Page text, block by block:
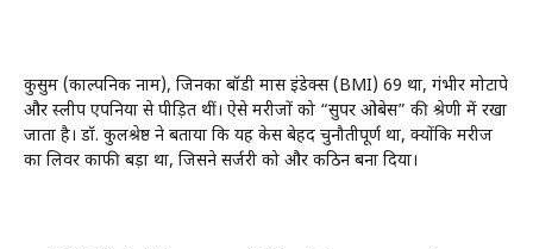
कुसुम (काल्पनिक नाम), जिनका बॉडी मास इंडेक्स (BMI) 69 था, गंभीर मोटापे
और स्लीप एपनिया से पीड़ित थीं। ऐसे मरीजों को “सुपर ओबेस” की श्रेणी में रखा
जाता है। डॉ. कुलश्रेष्ठ ने बताया कि यह केस बेहद चुनौतीपूर्ण था, क्योंकि मरीज
का लिवर काफी बड़ा था, जिसने सर्जरी को और कठिन बना दिया।